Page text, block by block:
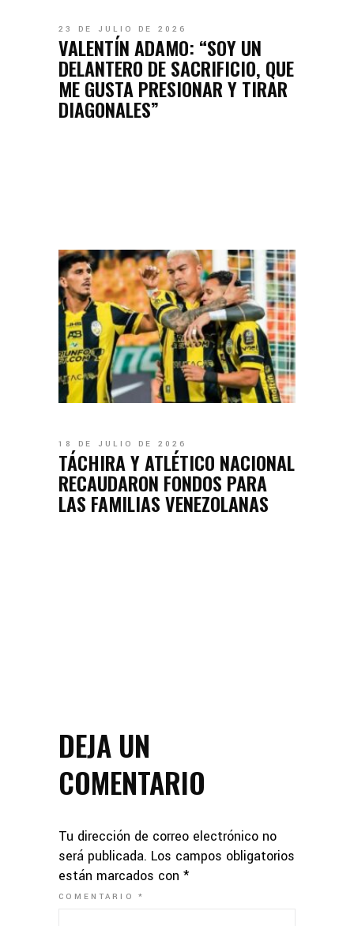
23 DE JULIO DE 2026
VALENTÍN ADAMO: “SOY UN
DELANTERO DE SACRIFICIO, QUE
ME GUSTA PRESIONAR Y TIRAR
DIAGONALES”
18 DE JULIO DE 2026
TÁCHIRA Y ATLÉTICO NACIONAL
RECAUDARON FONDOS PARA
LAS FAMILIAS VENEZOLANAS
DEJA UN
COMENTARIO
Tu dirección de correo electrónico no
será publicada. Los campos obligatorios
están marcados con *
COMENTARIO*